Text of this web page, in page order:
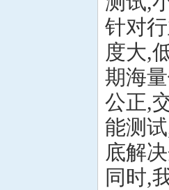
针对
度大,
期海
公正,
能测
底解
同时,